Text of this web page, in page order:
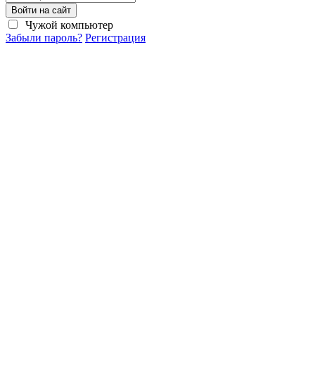
Войти на сайт
Чужой компьютер
Забыли пароль? Регистрация